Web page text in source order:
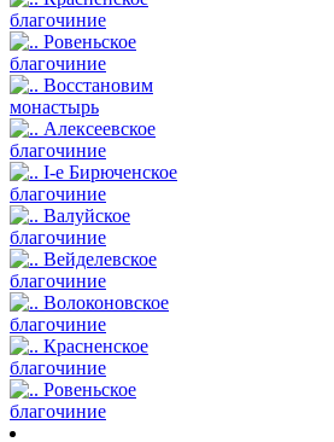
благочиние
Ровеньское
благочиние
Восстановим
монастырь
Алексеевское
благочиние
I-е Бирюченское
благочиние
Валуйское
благочиние
Вейделевское
благочиние
Волоконовское
благочиние
Красненское
благочиние
Ровеньское
благочиние